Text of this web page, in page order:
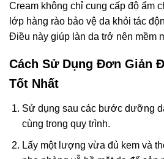
Cream không chỉ cung cấp độ ẩm
lớp hàng rào bảo vệ da khỏi tác
Điều này giúp làn da trở nên mềm
Cách Sử Dụng Đơn Giản
Tốt Nhất
Sử dụng sau các bước dưỡng
cùng trong quy trình.
Lấy một lượng vừa đủ kem và